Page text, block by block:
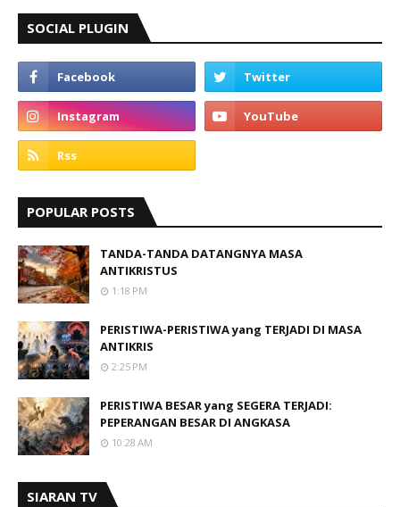
SOCIAL PLUGIN
POPULAR POSTS
TANDA-TANDA DATANGNYA MASA
ANTIKRISTUS
1:18 PM
PERISTIWA-PERISTIWA yang TERJADI DI MASA
ANTIKRIS
2:25 PM
PERISTIWA BESAR yang SEGERA TERJADI:
PEPERANGAN BESAR DI ANGKASA
10:28 AM
SIARAN TV